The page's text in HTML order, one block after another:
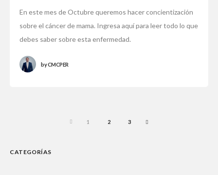
En este mes de Octubre queremos hacer concientización
sobre el cáncer de mama. Ingresa aquí para leer todo lo que
debes saber sobre esta enfermedad.
byCMCPER
PREV1 2 3 NEXT
CATEGORÍAS